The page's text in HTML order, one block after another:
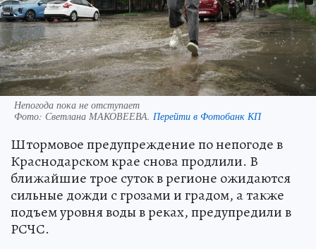
Непогода пока не отступает
Фото: Светлана МАКОВЕЕВА. Перейти в Фотобанк КП
Штормовое предупреждение по непогоде в
Краснодарском крае снова продлили. В
ближайшие трое суток в регионе ожидаются
сильные дожди с грозами и градом, а также
подъем уровня воды в реках, предупредили в
РСЧС.